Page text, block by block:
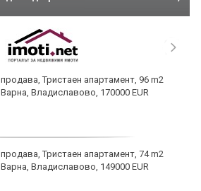
продава, Тристаен апартамент, 96 m2
Варна, Владиславово, 170000 EUR
продава, Тристаен апартамент, 74 m2
Варна, Владиславово, 149000 EUR